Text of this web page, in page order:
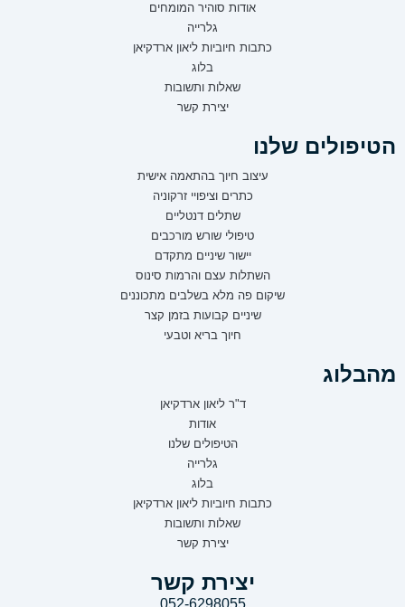
אודות סוהיר המומחים
גלרייה
כתבות חיוביות ליאון ארדקיאן
בלוג
שאלות ותשובות
יצירת קשר
הטיפולים שלנו
עיצוב חיוך בהתאמה אישית
כתרים וציפויי זרקוניה
שתלים דנטליים
טיפולי שורש מורכבים
יישור שיניים מתקדם
השתלות עצם והרמות סינוס
שיקום פה מלא בשלבים מתכוננים
שיניים קבועות בזמן קצר
חיוך בריא וטבעי
מהבלוג
ד"ר ליאון ארדקיאן
אודות
הטיפולים שלנו
גלרייה
בלוג
כתבות חיוביות ליאון ארדקיאן
שאלות ותשובות
יצירת קשר
יצירת קשר
052-6298055